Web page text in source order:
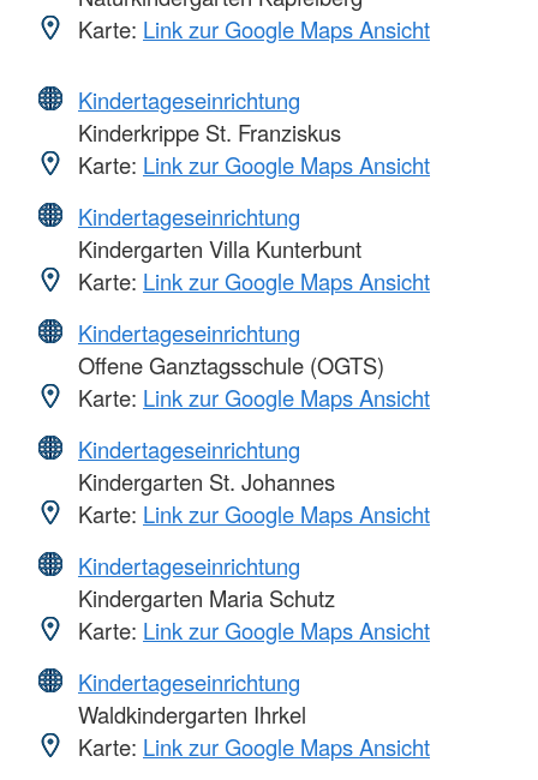
Karte: Link zur Google Maps Ansicht
Kindertageseinrichtung
Kinderkrippe St. Franziskus
Karte: Link zur Google Maps Ansicht
Kindertageseinrichtung
Kindergarten Villa Kunterbunt
Karte: Link zur Google Maps Ansicht
Kindertageseinrichtung
Offene Ganztagsschule (OGTS)
Karte: Link zur Google Maps Ansicht
Kindertageseinrichtung
Kindergarten St. Johannes
Karte: Link zur Google Maps Ansicht
Kindertageseinrichtung
Kindergarten Maria Schutz
Karte: Link zur Google Maps Ansicht
Kindertageseinrichtung
Waldkindergarten Ihrkel
Karte: Link zur Google Maps Ansicht